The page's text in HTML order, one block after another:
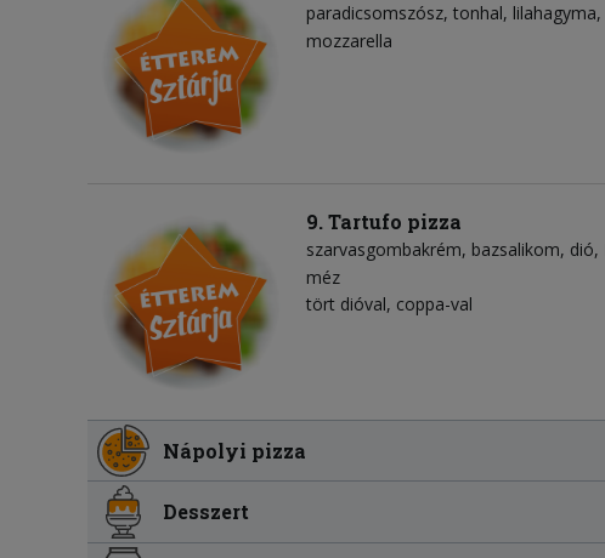
paradicsomszósz tonhal lilahagyma
mozzarella
9. Tartufo pizza
szarvasgombakrém bazsalikom dió
méz
tört dióval, coppa-val
Nápolyi pizza
Desszert